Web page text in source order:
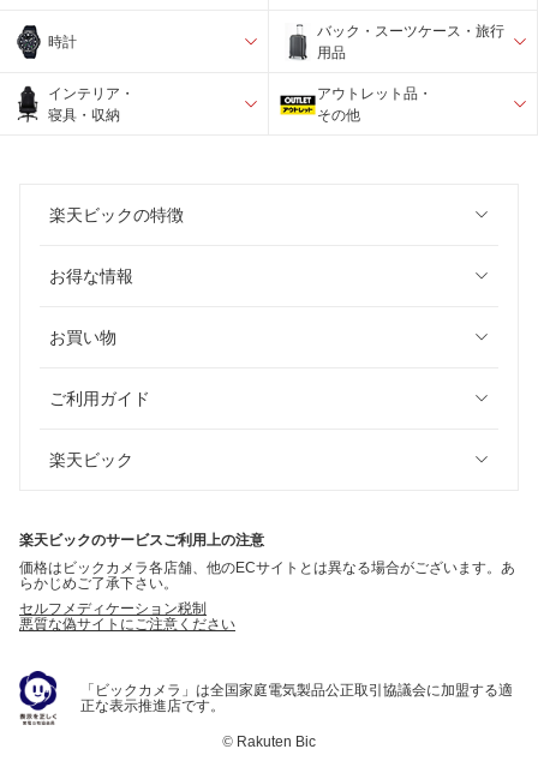
時計
バック・スーツケース・旅行
用品
インテリア・
寝具・収納
アウトレット品・
その他
楽天ビックの特徴
お得な情報
お買い物
ご利用ガイド
楽天ビック
楽天ビックのサービスご利用上の注意
価格はビックカメラ各店舗、他のECサイトとは異なる場合がございます。あ
らかじめご了承下さい。
セルフメディケーション税制
悪質な偽サイトにご注意ください
「ビックカメラ」は全国家庭電気製品公正取引協議会に加盟する適
正な表示推進店です。
© Rakuten Bic